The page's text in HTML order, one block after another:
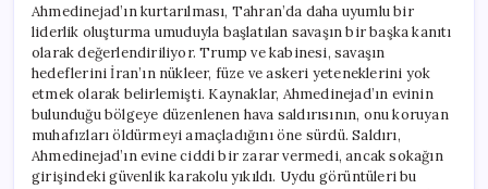
Ahmedinejad’ın kurtarılması, Tahran’da daha uyumlu bir
liderlik oluşturma umuduyla başlatılan savaşın bir başka kanıtı
olarak değerlendiriliyor. Trump ve kabinesi, savaşın
hedeflerini İran’ın nükleer, füze ve askeri yeteneklerini yok
etmek olarak belirlemişti. Kaynaklar, Ahmedinejad’ın evinin
bulunduğu bölgeye düzenlenen hava saldırısının, onu koruyan
muhafızları öldürmeyi amaçladığını öne sürdü. Saldırı,
Ahmedinejad’ın evine ciddi bir zarar vermedi, ancak sokağın
girişindeki güvenlik karakolu yıkıldı. Uydu görüntüleri bu